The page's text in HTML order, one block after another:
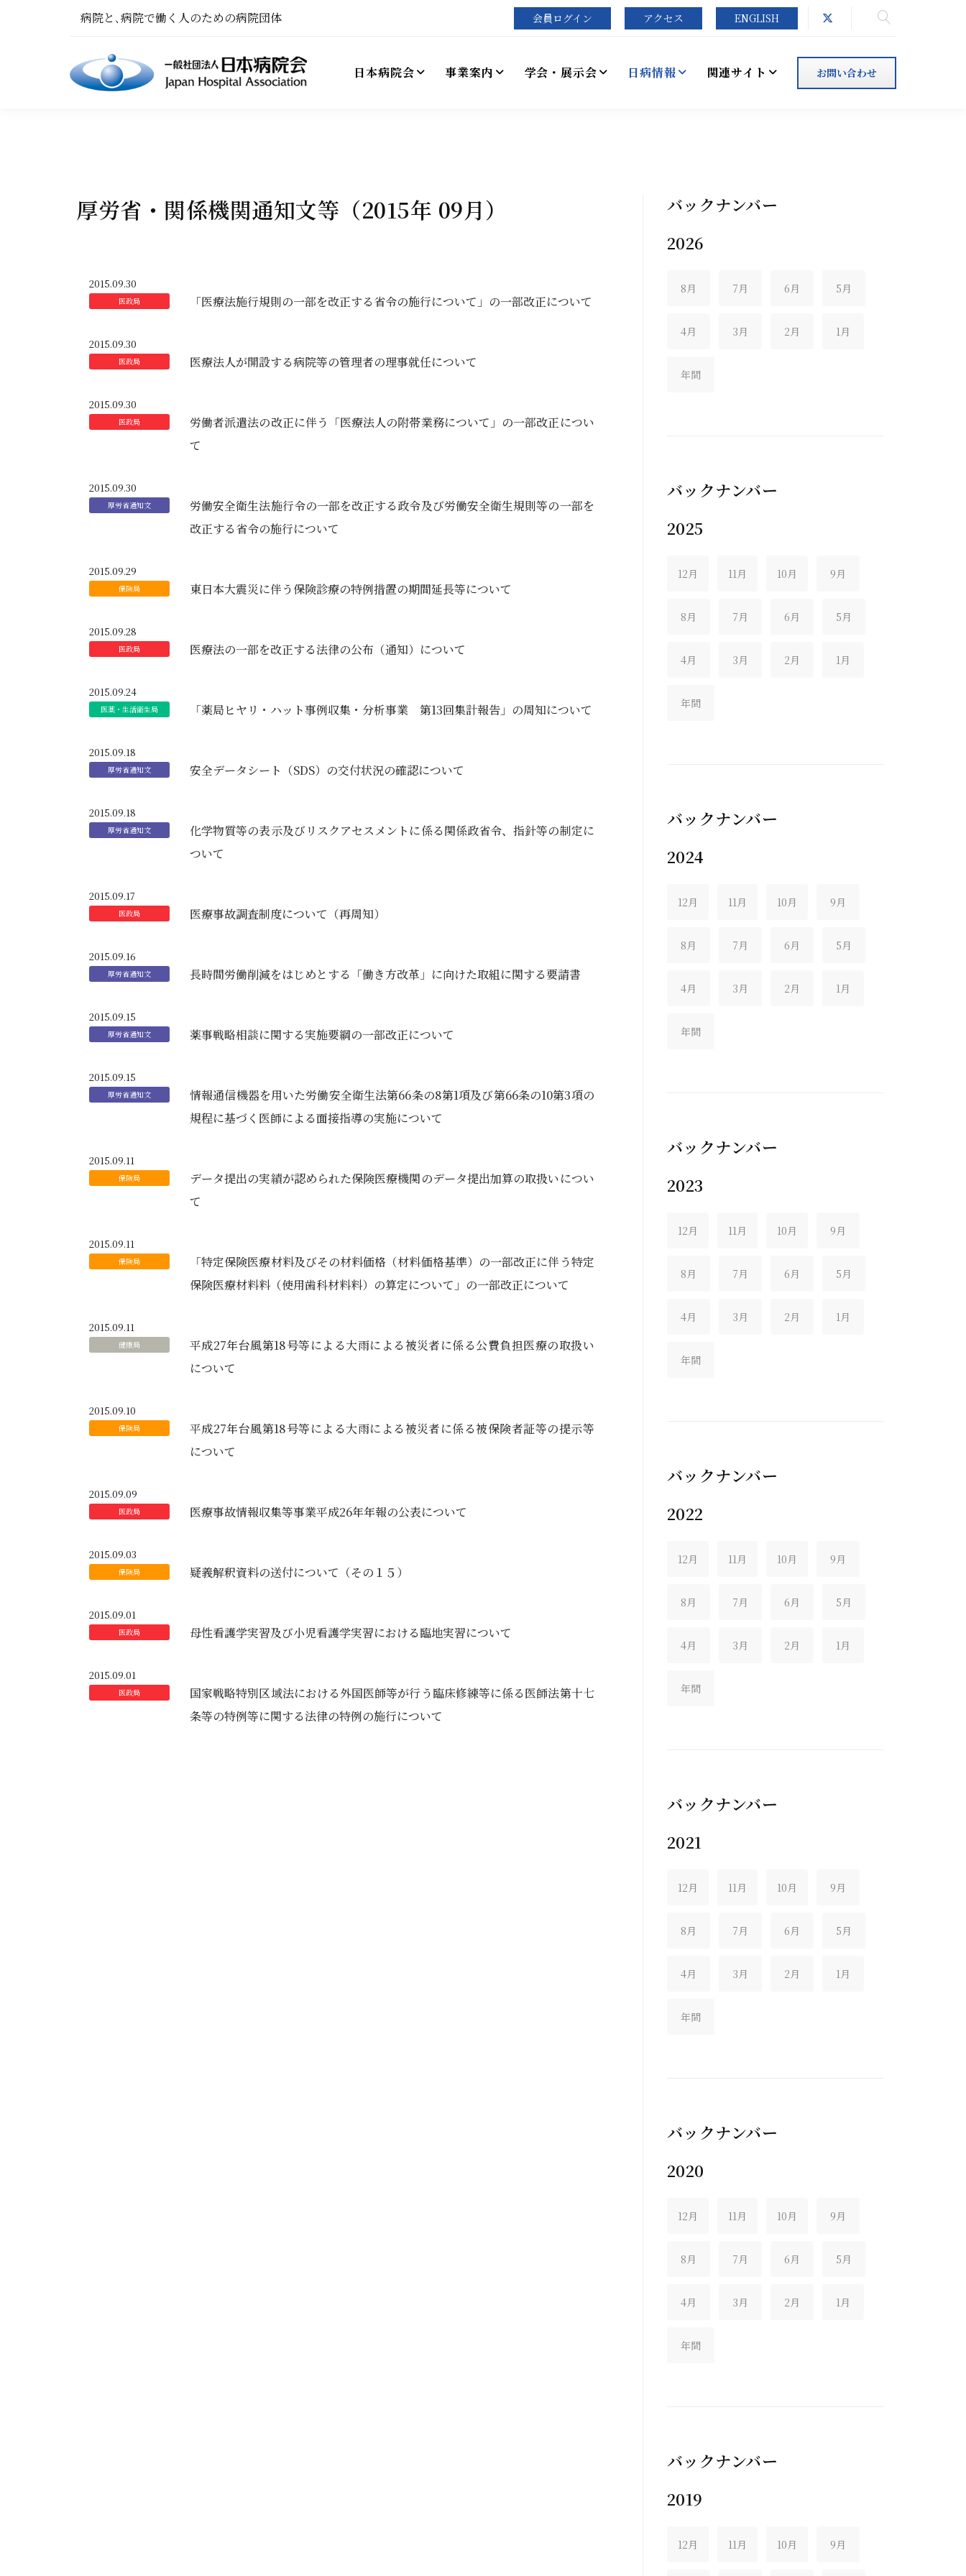
病院と､病院で働く人のための病院団体 会員ログイン アクセス ENGLISH
お問い合わせ
日本病院会 事業案内 学会・展示会 日病情報 関連サイト
厚労省・関係機関通知文等（2015年 09月）
2015.09.30
「医療法施行規則の一部を改正する省令の施行について」の一部改正について
2015.09.30
医療法人が開設する病院等の管理者の理事就任について
2015.09.30
労働者派遣法の改正に伴う「医療法人の附帯業務について」の一部改正につい
て
2015.09.30
労働安全衛生法施行令の一部を改正する政令及び労働安全衛生規則等の一部を
改正する省令の施行について
2015.09.29
東日本大震災に伴う保険診療の特例措置の期間延長等について
2015.09.28
医療法の一部を改正する法律の公布（通知）について
2015.09.24
「薬局ヒヤリ・ハット事例収集・分析事業 第13回集計報告」の周知について
2015.09.18
安全データシート（SDS）の交付状況の確認について
2015.09.18
化学物質等の表示及びリスクアセスメントに係る関係政省令、指針等の制定に
ついて
2015.09.17
医療事故調査制度について（再周知）
2015.09.16
長時間労働削減をはじめとする「働き方改革」に向けた取組に関する要請書
2015.09.15
薬事戦略相談に関する実施要綱の一部改正について
2015.09.15
情報通信機器を用いた労働安全衛生法第66条の8第1項及び第66条の10第3項の
規程に基づく医師による面接指導の実施について
2015.09.11
データ提出の実績が認められた保険医療機関のデータ提出加算の取扱いについ
て
2015.09.11
「特定保険医療材料及びその材料価格（材料価格基準）の一部改正に伴う特定
保険医療材料料（使用歯科材料料）の算定について」の一部改正について
2015.09.11
平成27年台風第18号等による大雨による被災者に係る公費負担医療の取扱い
について
2015.09.10
平成27年台風第18号等による大雨による被災者に係る被保険者証等の提示等
について
2015.09.09
医療事故情報収集等事業平成26年年報の公表について
2015.09.03
疑義解釈資料の送付について（その１５）
2015.09.01
母性看護学実習及び小児看護学実習における臨地実習について
2015.09.01
国家戦略特別区域法における外国医師等が行う臨床修練等に係る医師法第十七
条等の特例等に関する法律の特例の施行について
バックナンバー
2026
8月 7月 6月 5月
4月 3月 2月 1月
年間
バックナンバー
2025
12月 11月 10月 9月
8月 7月 6月 5月
4月 3月 2月 1月
年間
バックナンバー
2024
12月 11月 10月 9月
8月 7月 6月 5月
4月 3月 2月 1月
年間
バックナンバー
2023
12月 11月 10月 9月
8月 7月 6月 5月
4月 3月 2月 1月
年間
バックナンバー
2022
12月 11月 10月 9月
8月 7月 6月 5月
4月 3月 2月 1月
年間
バックナンバー
2021
12月 11月 10月 9月
8月 7月 6月 5月
4月 3月 2月 1月
年間
バックナンバー
2020
12月 11月 10月 9月
8月 7月 6月 5月
4月 3月 2月 1月
年間
バックナンバー
2019
12月 11月 10月 9月